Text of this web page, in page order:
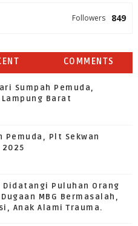
849
Followers
COMMENTS
Sumpah Pemuda,
Lampung Barat
Pemuda, Plt Sekwan
Didatangi Puluhan Orang
MBG Bermasalah,
Anak Alami Trauma.